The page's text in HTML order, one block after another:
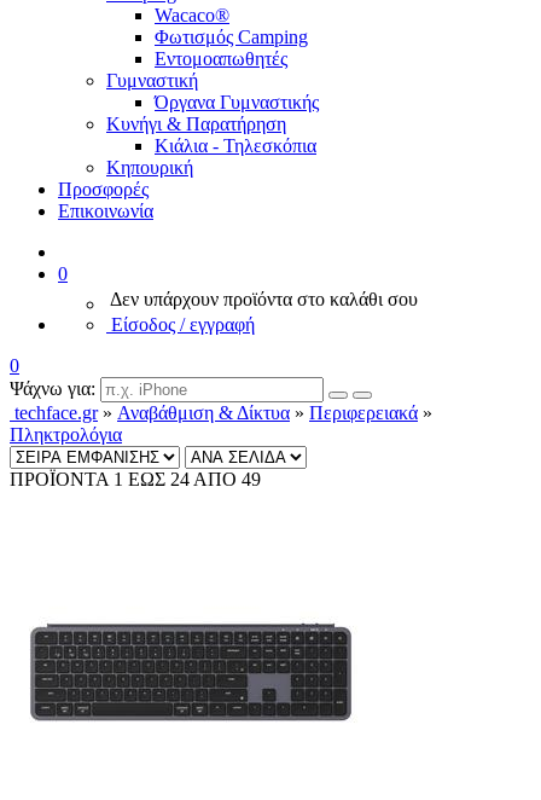
Wacaco®
Φωτισμός Camping
Εντομοαπωθητές
Γυμναστική
Όργανα Γυμναστικής
Κυνήγι & Παρατήρηση
Κιάλια - Τηλεσκόπια
Κηπουρική
Προσφορές
Επικοινωνία
0
Δεν υπάρχουν προϊόντα στο καλάθι σου
Είσοδος / εγγραφή
0
Ψάχνω για:
techface.gr» Αναβάθμιση & Δίκτυα » Περιφερειακά »
Πληκτρολόγια
ΠΡΟΪΟΝΤΑ 1 ΕΩΣ 24 ΑΠΟ 49